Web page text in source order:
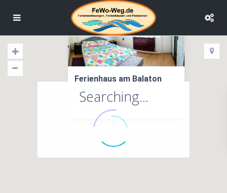
Ferienhaus am Balaton
ferienhaus
Person/Nacht
Searching...